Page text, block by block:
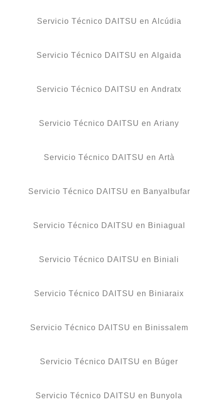
Servicio Técnico DAITSU en Alcúdia
Servicio Técnico DAITSU en Algaida
Servicio Técnico DAITSU en Andratx
Servicio Técnico DAITSU en Ariany
Servicio Técnico DAITSU en Artà
Servicio Técnico DAITSU en Banyalbufar
Servicio Técnico DAITSU en Biniagual
Servicio Técnico DAITSU en Biniali
Servicio Técnico DAITSU en Biniaraix
Servicio Técnico DAITSU en Binissalem
Servicio Técnico DAITSU en Búger
Servicio Técnico DAITSU en Bunyola